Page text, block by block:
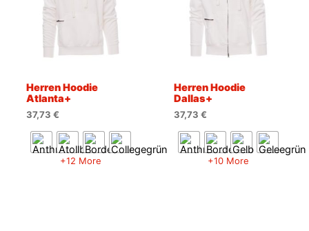
Herren Hoodie
Atlanta+
37,73 €
+12 More
Herren Hoodie
Dallas+
37,73 €
+10 More